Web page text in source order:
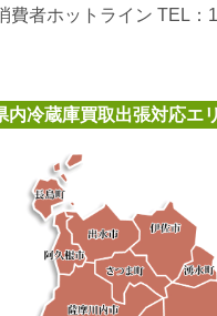
費者ホットライン TEL：
内冷蔵庫買取出張対応エ